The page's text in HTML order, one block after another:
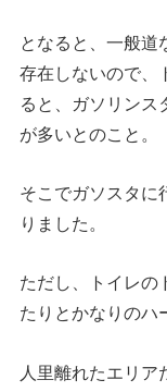
となると、一般道
存在しないので、
ると、ガソリンス
が多いとのこと。
そこでガソスタに
りました。
ただし、トイレの
たりとかなりのハ
人里離れたエリア